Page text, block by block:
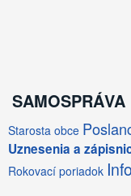
SAMOSPRÁVA
Starosta obce
Uznesenia a
Rokovací poriadok